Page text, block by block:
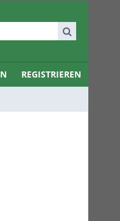
REGISTRIEREN